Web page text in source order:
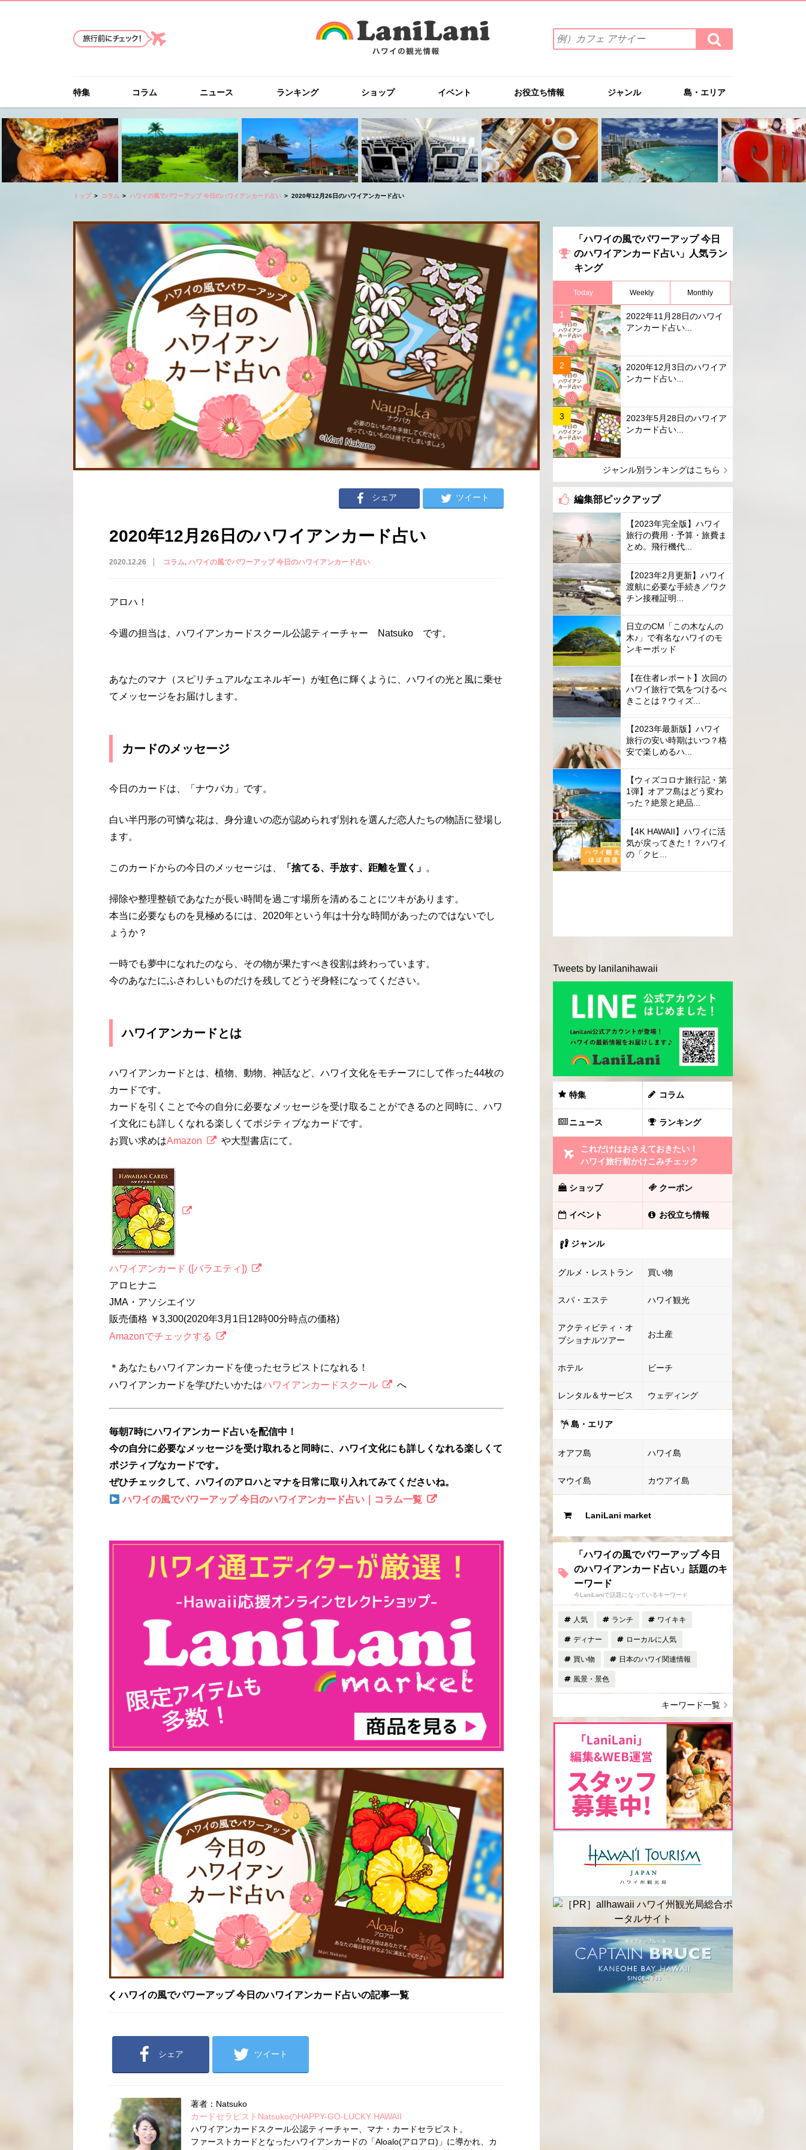
索
ワ
を
入
力
(例）
カ
フ
ェ
イ
検
索
す
特集 コラム ニュース ランキング ショップ イベント お役立ち情報 ジャンル 島・エリア
トップ コラム ハワイの風でパワーアップ 今日のハワイアンカード占い 2020年12月26日のハワイアンカード占い
シェア ツイート
2020年12月26日のハワイアンカード占い
2020.12.26 コラム ハワイの風でパワーアップ 今日のハワイアンカード占い
アロハ！
今週の担当は、ハワイアンカードスクール公認ティーチャー Natsuko です。
あなたのマナ（スピリチュアルなエネルギー）が虹色に輝くように、ハワイの光と風に乗せ
てメッセージをお届けします。
カードのメッセージ
今日のカードは、「ナウパカ」です。
白い半円形の可憐な花は、身分違いの恋が認められず別れを選んだ恋人たちの物語に登場し
ます。
このカードからの今日のメッセージは、 「捨てる、手放す、距離を置く」 。
掃除や整理整頓であなたが長い時間を過ごす場所を清めることにツキがあります。
本当に必要なものを見極めるには、2020年という年は十分な時間があったのではないでし
ょうか？
一時でも夢中になれたのなら、その物が果たすべき役割は終わっています。
今のあなたにふさわしいものだけを残してどうぞ身軽になってください。
ハワイアンカードとは
ハワイアンカードとは、植物、動物、神話など、ハワイ文化をモチーフにして作った44枚の
カードです。
カードを引くことで今の自分に必要なメッセージを受け取ることができるのと同時に、ハワ
イ文化にも詳しくなれる楽しくてポジティブなカードです。
お買い求めはAmazon や大型書店にて。
ハワイアンカード ([バラエティ])
アロヒナニ
JMA・アソシエイツ
販売価格 ￥3,300(2020年3月1日12時00分時点の価格)
Amazonでチェックする
＊あなたもハワイアンカードを使ったセラピストになれる！
ハワイアンカードを学びたいかたはハワイアンカードスクール へ
毎朝7時にハワイアンカード占いを配信中！
今の自分に必要なメッセージを受け取れると同時に、ハワイ文化にも詳しくなれる楽しくて
ポジティブなカードです。
ぜひチェックして、ハワイのアロハとマナを日常に取り入れてみてくださいね。
ハワイの風でパワーアップ 今日のハワイアンカード占い｜コラム一覧
ハワイの風でパワーアップ 今日のハワイアンカード占いの記事一覧
シェア ツイート
著者：Natsuko
カードセラピストNatsukoのHAPPY-GO-LUCKY HAWAII
ハワイアンカードスクール公認ティーチャー、マナ・カードセラピスト。
ファーストカードとなったハワイアンカードの「Aloalo(アロアロ)」に導かれ、カ
「ハワイの風でパワーアップ 今日
のハワイアンカード占い」人気ラン
キング
Today Weekly Monthly
2022年11月28日のハワイ
アンカード占い...
2020年12月3日のハワイア
ンカード占い...
2023年5月28日のハワイア
ンカード占い...
ジャンル別ランキングはこちら
編集部ピックアップ
【2023年完全版】ハワイ
旅行の費用・予算・旅費ま
とめ。飛行機代...
【2023年2月更新】ハワイ
渡航に必要な手続き／ワク
チン接種証明...
日立のCM「この木なんの
木♪」で有名なハワイのモ
ンキーポッド
【在住者レポート】次回の
ハワイ旅行で気をつけるべ
きことは？ウィズ...
【2023年最新版】ハワイ
旅行の安い時期はいつ？格
安で楽しめるハ...
【ウィズコロナ旅行記・第
1弾】オアフ島はどう変わ
った？絶景と絶品...
【4K HAWAII】ハワイに活
気が戻ってきた！？ハワイ
の「クヒ...
Tweets by lanilanihawaii
特集 コラム
ニュース ランキング
これだけはおさえておきたい！
ハワイ旅行前かけこみチェック
ショップ クーポン
イベント お役立ち情報
ジャンル
グルメ・レストラン 買い物
スパ・エステ ハワイ観光
アクティビティ・オ
プショナルツアー
お土産
ホテル ビーチ
レンタル＆サービス ウェディング
島・エリア
オアフ島 ハワイ島
マウイ島 カウアイ島
LaniLani market
「ハワイの風でパワーアップ 今日
のハワイアンカード占い」話題のキ
ーワード
今LaniLaniで話題になっているキーワード
人気 ランチ ワイキキ
ディナー ローカルに人気
買い物 日本のハワイ関連情報
風景・景色
キーワード一覧